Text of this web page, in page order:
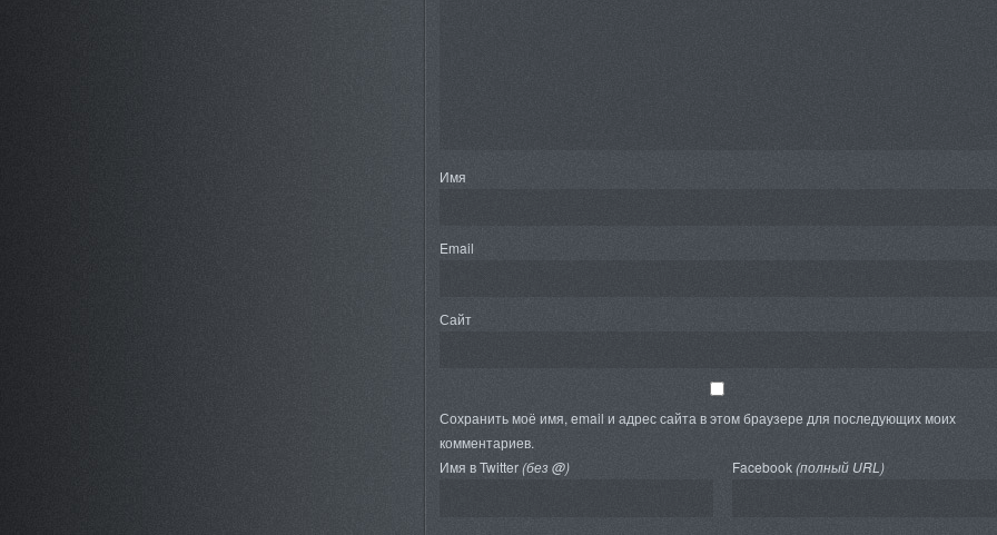
Имя
Email
Сайт
Сохранить моё имя, email и адрес сайта в этом браузере для последующих моих
комментариев.
Имя в Twitter(без @) Facebook(полный URL)